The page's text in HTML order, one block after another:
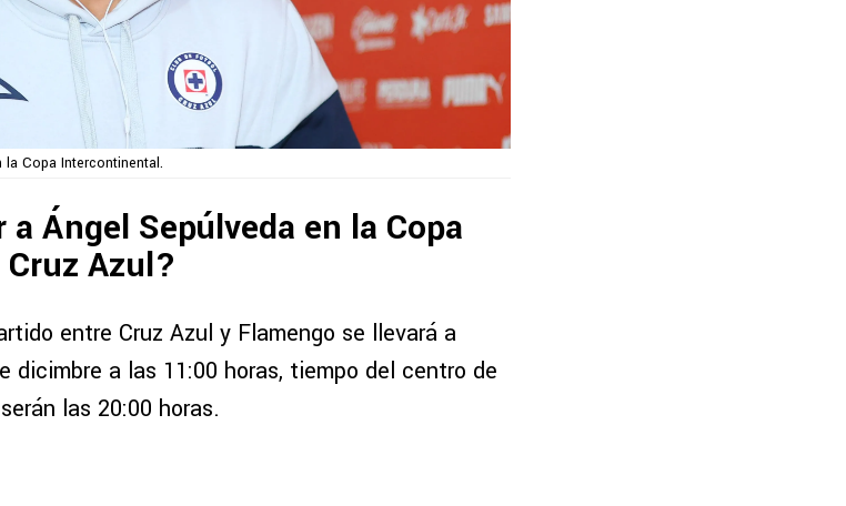
la Copa Intercontinental.
Ángel Sepúlveda en la Copa
Azul?
entre Cruz Azul y Flamengo se llevará a
dicimbre a las 11:00 horas, tiempo del centro de
las 20:00 horas.